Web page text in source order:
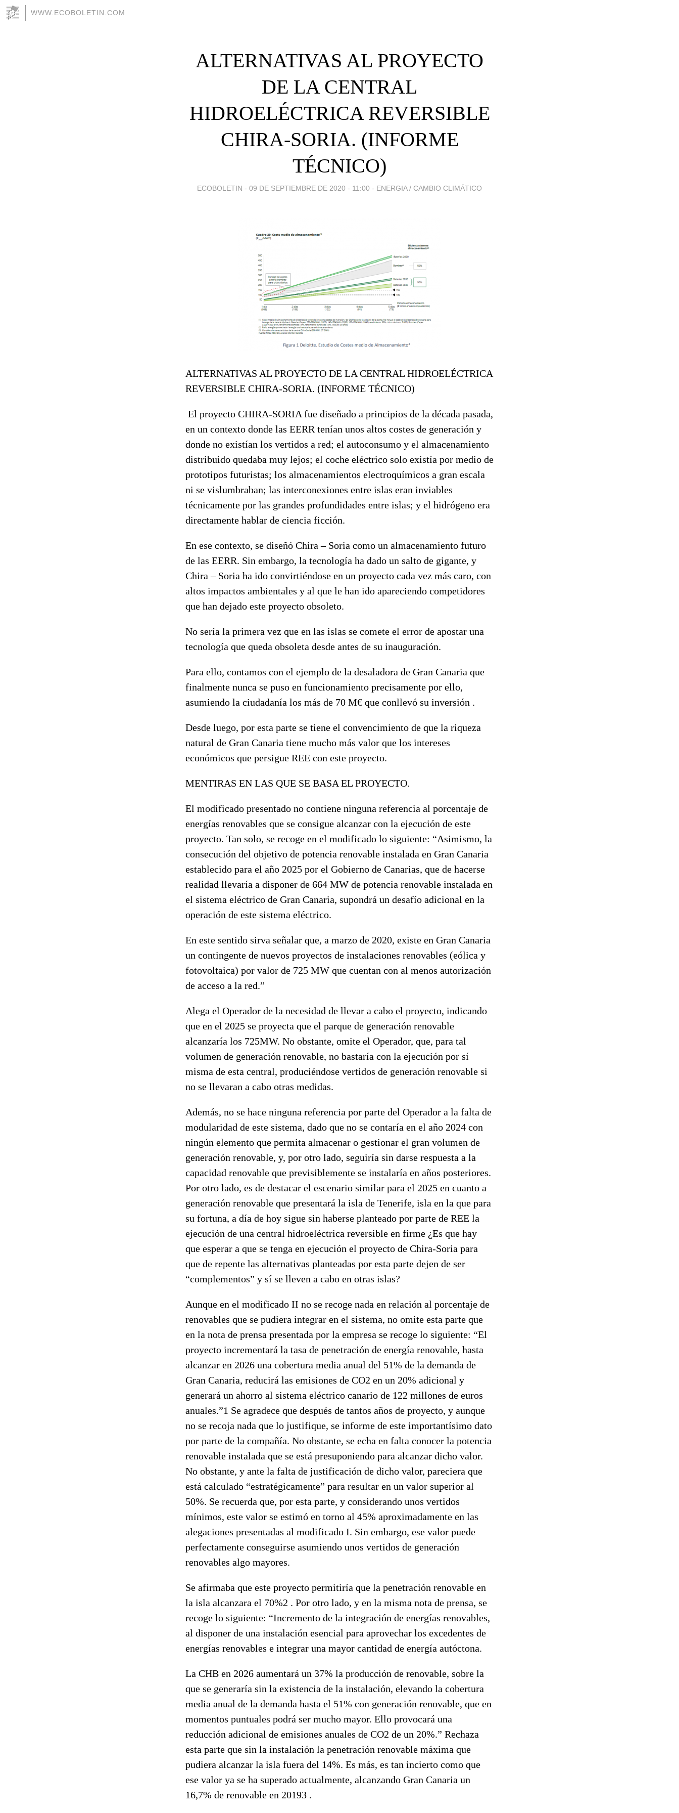
WWW.ECOBOLETIN.COM
ALTERNATIVAS AL PROYECTO
DE LA CENTRAL
HIDROELÉCTRICA REVERSIBLE
CHIRA-SORIA. (INFORME
TÉCNICO)
ECOBOLETIN - 09 DE SEPTIEMBRE DE 2020 - 11:00 - ENERGIA / CAMBIO CLIMÁTICO
ALTERNATIVAS AL PROYECTO DE LA CENTRAL HIDROELÉCTRICA
REVERSIBLE CHIRA-SORIA. (INFORME TÉCNICO)
El proyecto CHIRA-SORIA fue diseñado a principios de la década pasada,
en un contexto donde las EERR tenían unos altos costes de generación y
donde no existían los vertidos a red; el autoconsumo y el almacenamiento
distribuido quedaba muy lejos; el coche eléctrico solo existía por medio de
prototipos futuristas; los almacenamientos electroquímicos a gran escala
ni se vislumbraban; las interconexiones entre islas eran inviables
técnicamente por las grandes profundidades entre islas; y el hidrógeno era
directamente hablar de ciencia ficción.
En ese contexto, se diseñó Chira – Soria como un almacenamiento futuro
de las EERR. Sin embargo, la tecnología ha dado un salto de gigante, y
Chira – Soria ha ido convirtiéndose en un proyecto cada vez más caro, con
altos impactos ambientales y al que le han ido apareciendo competidores
que han dejado este proyecto obsoleto.
No sería la primera vez que en las islas se comete el error de apostar una
tecnología que queda obsoleta desde antes de su inauguración.
Para ello, contamos con el ejemplo de la desaladora de Gran Canaria que
finalmente nunca se puso en funcionamiento precisamente por ello,
asumiendo la ciudadanía los más de 70 M€ que conllevó su inversión .
Desde luego, por esta parte se tiene el convencimiento de que la riqueza
natural de Gran Canaria tiene mucho más valor que los intereses
económicos que persigue REE con este proyecto.
MENTIRAS EN LAS QUE SE BASA EL PROYECTO.
El modificado presentado no contiene ninguna referencia al porcentaje de
energías renovables que se consigue alcanzar con la ejecución de este
proyecto. Tan solo, se recoge en el modificado lo siguiente: “Asimismo, la
consecución del objetivo de potencia renovable instalada en Gran Canaria
establecido para el año 2025 por el Gobierno de Canarias, que de hacerse
realidad llevaría a disponer de 664 MW de potencia renovable instalada en
el sistema eléctrico de Gran Canaria, supondrá un desafío adicional en la
operación de este sistema eléctrico.
En este sentido sirva señalar que, a marzo de 2020, existe en Gran Canaria
un contingente de nuevos proyectos de instalaciones renovables (eólica y
fotovoltaica) por valor de 725 MW que cuentan con al menos autorización
de acceso a la red.”
Alega el Operador de la necesidad de llevar a cabo el proyecto, indicando
que en el 2025 se proyecta que el parque de generación renovable
alcanzaría los 725MW. No obstante, omite el Operador, que, para tal
volumen de generación renovable, no bastaría con la ejecución por sí
misma de esta central, produciéndose vertidos de generación renovable si
no se llevaran a cabo otras medidas.
Además, no se hace ninguna referencia por parte del Operador a la falta de
modularidad de este sistema, dado que no se contaría en el año 2024 con
ningún elemento que permita almacenar o gestionar el gran volumen de
generación renovable, y, por otro lado, seguiría sin darse respuesta a la
capacidad renovable que previsiblemente se instalaría en años posteriores.
Por otro lado, es de destacar el escenario similar para el 2025 en cuanto a
generación renovable que presentará la isla de Tenerife, isla en la que para
su fortuna, a día de hoy sigue sin haberse planteado por parte de REE la
ejecución de una central hidroeléctrica reversible en firme ¿Es que hay
que esperar a que se tenga en ejecución el proyecto de Chira-Soria para
que de repente las alternativas planteadas por esta parte dejen de ser
“complementos” y sí se lleven a cabo en otras islas?
Aunque en el modificado II no se recoge nada en relación al porcentaje de
renovables que se pudiera integrar en el sistema, no omite esta parte que
en la nota de prensa presentada por la empresa se recoge lo siguiente: “El
proyecto incrementará la tasa de penetración de energía renovable, hasta
alcanzar en 2026 una cobertura media anual del 51% de la demanda de
Gran Canaria, reducirá las emisiones de CO2 en un 20% adicional y
generará un ahorro al sistema eléctrico canario de 122 millones de euros
anuales.”1 Se agradece que después de tantos años de proyecto, y aunque
no se recoja nada que lo justifique, se informe de este importantísimo dato
por parte de la compañía. No obstante, se echa en falta conocer la potencia
renovable instalada que se está presuponiendo para alcanzar dicho valor.
No obstante, y ante la falta de justificación de dicho valor, pareciera que
está calculado “estratégicamente” para resultar en un valor superior al
50%. Se recuerda que, por esta parte, y considerando unos vertidos
mínimos, este valor se estimó en torno al 45% aproximadamente en las
alegaciones presentadas al modificado I. Sin embargo, ese valor puede
perfectamente conseguirse asumiendo unos vertidos de generación
renovables algo mayores.
Se afirmaba que este proyecto permitiría que la penetración renovable en
la isla alcanzara el 70%2 . Por otro lado, y en la misma nota de prensa, se
recoge lo siguiente: “Incremento de la integración de energías renovables,
al disponer de una instalación esencial para aprovechar los excedentes de
energías renovables e integrar una mayor cantidad de energía autóctona.
La CHB en 2026 aumentará un 37% la producción de renovable, sobre la
que se generaría sin la existencia de la instalación, elevando la cobertura
media anual de la demanda hasta el 51% con generación renovable, que en
momentos puntuales podrá ser mucho mayor. Ello provocará una
reducción adicional de emisiones anuales de CO2 de un 20%.” Rechaza
esta parte que sin la instalación la penetración renovable máxima que
pudiera alcanzar la isla fuera del 14%. Es más, es tan incierto como que
ese valor ya se ha superado actualmente, alcanzando Gran Canaria un
16,7% de renovable en 20193 .